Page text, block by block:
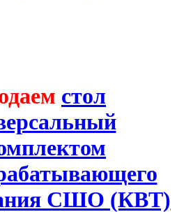
стол
СШО (КВТ)